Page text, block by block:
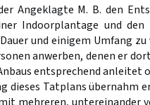
Angeklagte M. B. den
Indoorplantage und den
und einigem Umfang zu
anwerben, denen er
entsprechend anleitet
dieses Tatplans übernahm